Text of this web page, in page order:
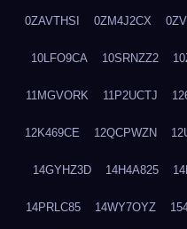
0ZAVTHSI 0ZM4J2CX
10LFO9CA 10SRNZZ2
11MGVORK 11P2UCTJ
12K469CE 12QCPWZN
14GYHZ3D 14H4A825
14PRLC85 14WY7OYZ